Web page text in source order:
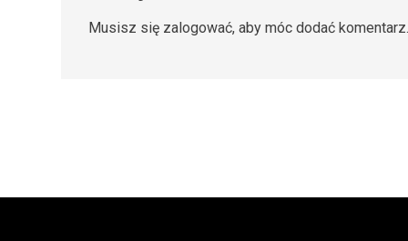
Musisz się zalogować, aby móc dodać